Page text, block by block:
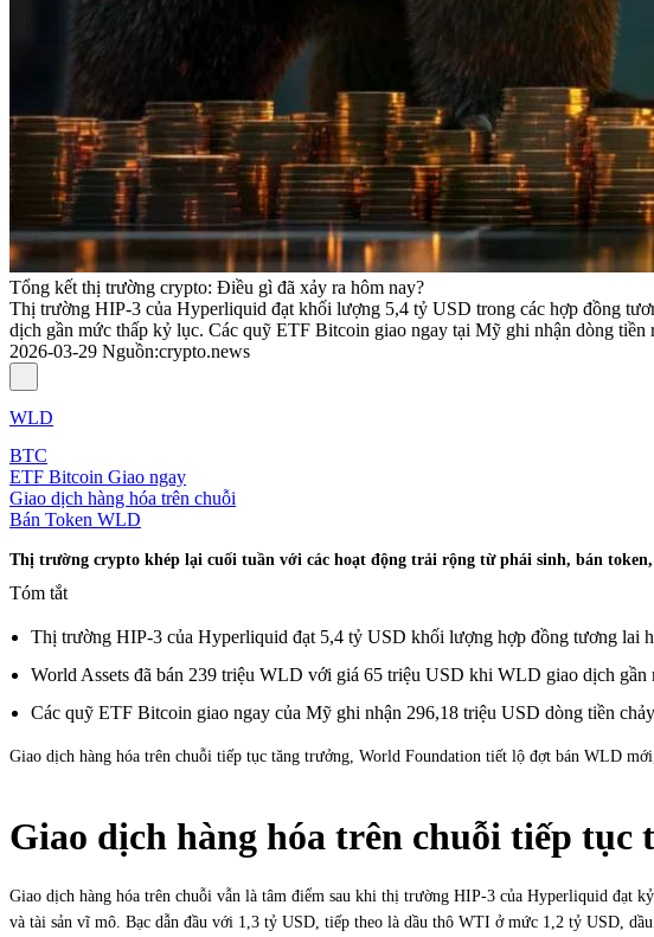
Tổng kết thị trường crypto: Điều gì đã xảy ra hôm nay?
Thị trường HIP-3 của Hyperliquid đạt khối lượng 5,4 tỷ USD trong các hợp đồng
dịch gần mức thấp kỷ lục. Các quỹ ETF Bitcoin giao ngay tại Mỹ ghi nhận dòng
2026-03-29 Nguồn:crypto.news
WLD
BTC
ETF Bitcoin Giao ngay
Giao dịch hàng hóa trên chuỗi
Bán Token WLD
Thị trường crypto khép lại cuối tuần với các hoạt động trải rộng từ phái sinh, bán
Tóm tắt
Thị trường HIP-3 của Hyperliquid đạt 5,4 tỷ USD khối lượng hợp đồng tương lai
World Assets đã bán 239 triệu WLD với giá 65 triệu USD khi WLD giao dịch gần
Các quỹ ETF Bitcoin giao ngay của Mỹ ghi nhận 296,18 triệu USD dòng tiền
Giao dịch hàng hóa trên chuỗi tiếp tục tăng trưởng, World Foundation tiết lộ đợt bán WLD
Giao dịch hàng hóa trên chuỗi tiếp tục
Giao dịch hàng hóa trên chuỗi vẫn là tâm điểm sau khi thị trường HIP-3 của Hyperliquid đạt
và tài sản vĩ mô. Bạc dẫn đầu với 1,3 tỷ USD, tiếp theo là dầu thô WTI ở mức 1,2 tỷ USD,